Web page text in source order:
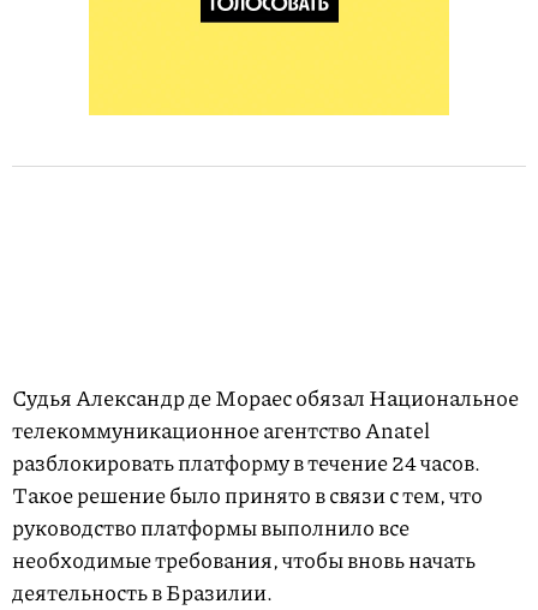
Судья Александр де Мораес обязал Национальное
телекоммуникационное агентство Anatel
разблокировать платформу в течение 24 часов.
Такое решение было принято в связи с тем, что
руководство платформы выполнило все
необходимые требования, чтобы вновь начать
деятельность в Бразилии.